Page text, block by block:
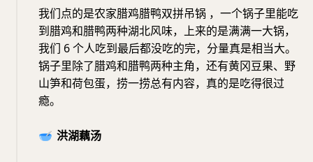
我们点的是农家腊鸡腊鸭双拼吊锅 ，一个锅子里能吃
到腊鸡和腊鸭两种湖北风味，上来的是满满一大锅，
我们 6 个人吃到最后都没吃的完，分量真是相当大。
锅子里除了腊鸡和腊鸭两种主角，还有黄冈豆果、野
山笋和荷包蛋，捞一捞总有内容，真的是吃得很过
瘾。
🥣 洪湖藕汤